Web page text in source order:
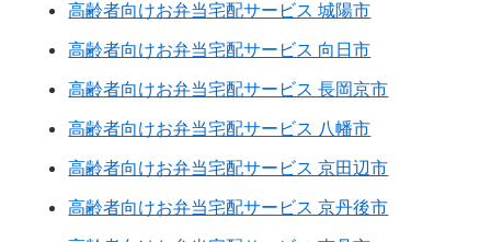
高齢者向けお弁当宅配サービス 城陽市
高齢者向けお弁当宅配サービス 向日市
高齢者向けお弁当宅配サービス 長岡京市
高齢者向けお弁当宅配サービス 八幡市
高齢者向けお弁当宅配サービス 京田辺市
高齢者向けお弁当宅配サービス 京丹後市